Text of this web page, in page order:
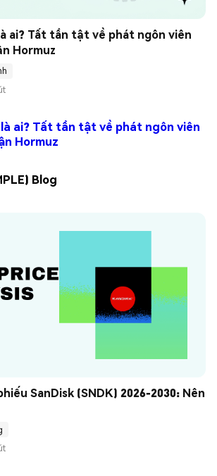
ai? Tất tần tật về phát ngôn viên
Hormuz
là ai? Tất tần tật về phát ngôn viên
Hormuz
Blog
SanDisk (SNDK) 2026-2030: Nên